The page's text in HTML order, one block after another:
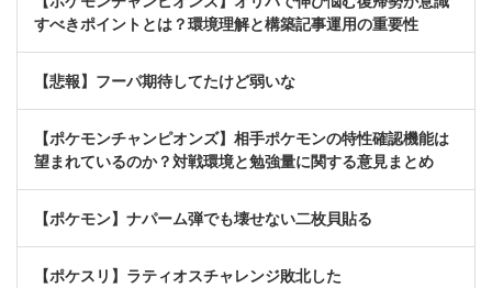
すべきポイントとは？環境理解と構築記事運用の重要性
【悲報】フーパ期待してたけど弱いな
【ポケモンチャンピオンズ】相手ポケモンの特性確認機能は
望まれているのか？対戦環境と勉強量に関する意見まとめ
【ポケモン】ナパーム弾でも壊せない二枚貝貼る
【ポケスリ】ラティオスチャレンジ敗北した